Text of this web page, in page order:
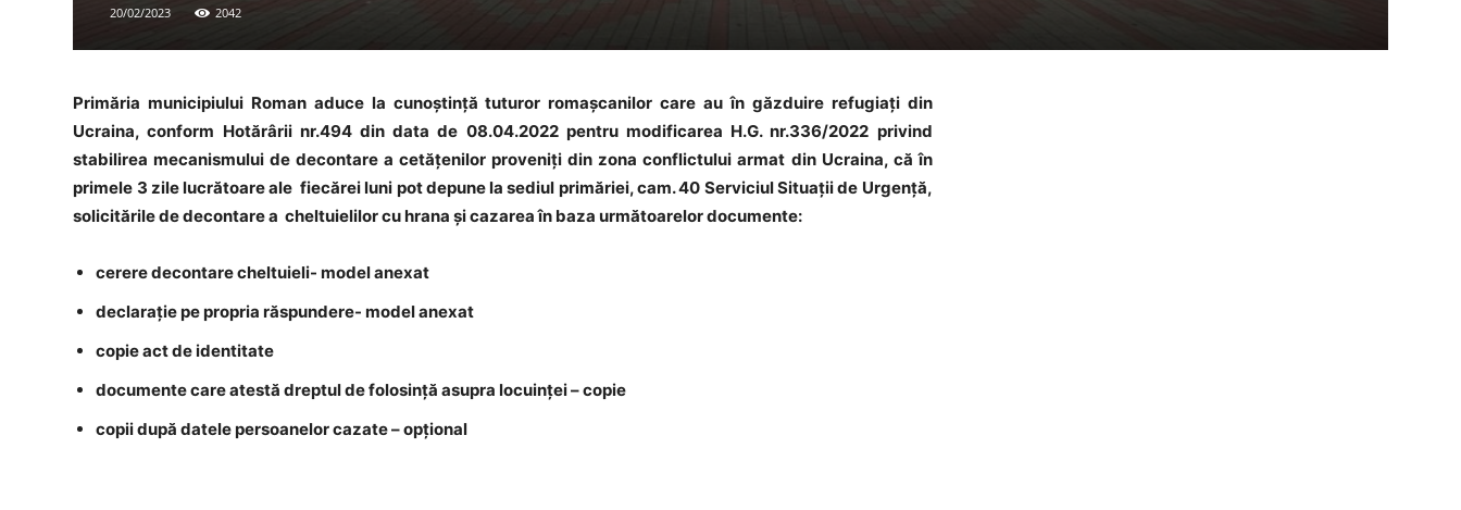
20/02/2023 2042
Primăria municipiului Roman aduce la cunoștință tuturor romașcanilor care au în găzduire refugiați din
Ucraina, conform Hotărârii nr.494 din data de 08.04.2022 pentru modificarea H.G. nr.336/2022 privind
stabilirea mecanismului de decontare a cetățenilor proveniți din zona conflictului armat din Ucraina, că în
primele 3 zile lucrătoare ale fiecărei luni pot depune la sediul primăriei, cam. 40 Serviciul Situații de Urgență,
solicitările de decontare a cheltuielilor cu hrana și cazarea în baza următoarelor documente:
cerere decontare cheltuieli- model anexat
declarație pe propria răspundere- model anexat
copie act de identitate
documente care atestă dreptul de folosință asupra locuinței – copie
copii după datele persoanelor cazate – opțional